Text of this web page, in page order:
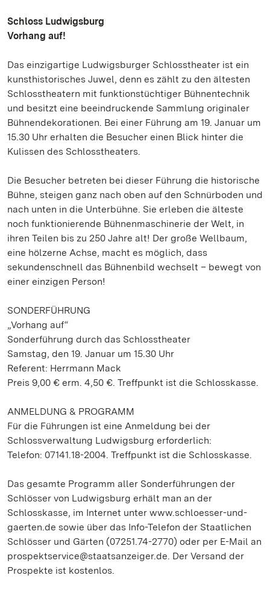
Schloss Ludwigsburg
Vorhang auf!
Das einzigartige Ludwigsburger Schlosstheater ist ein
kunsthistorisches Juwel, denn es zählt zu den ältesten
Schlosstheatern mit funktionstüchtiger Bühnentechnik
und besitzt eine beeindruckende Sammlung originaler
Bühnendekorationen. Bei einer Führung am 19. Januar um
15.30 Uhr erhalten die Besucher einen Blick hinter die
Kulissen des Schlosstheaters.
Die Besucher betreten bei dieser Führung die historische
Bühne, steigen ganz nach oben auf den Schnürboden und
nach unten in die Unterbühne. Sie erleben die älteste
noch funktionierende Bühnenmaschinerie der Welt, in
ihren Teilen bis zu 250 Jahre alt! Der große Wellbaum,
eine hölzerne Achse, macht es möglich, dass
sekundenschnell das Bühnenbild wechselt – bewegt von
einer einzigen Person!
SONDERFÜHRUNG
„Vorhang auf“
Sonderführung durch das Schlosstheater
Samstag, den 19. Januar um 15.30 Uhr
Referent: Herrmann Mack
Preis 9,00 € erm. 4,50 €. Treffpunkt ist die Schlosskasse.
ANMELDUNG & PROGRAMM
Für die Führungen ist eine Anmeldung bei der
Schlossverwaltung Ludwigsburg erforderlich:
Telefon: 07141.18-2004. Treffpunkt ist die Schlosskasse.
Das gesamte Programm aller Sonderführungen der
Schlösser von Ludwigsburg erhält man an der
Schlosskasse, im Internet unter www.schloesser-und-
gaerten.de sowie über das Info-Telefon der Staatlichen
Schlösser und Gärten (07251.74-2770) oder per E-Mail an
prospektservice@staatsanzeiger.de. Der Versand der
Prospekte ist kostenlos.